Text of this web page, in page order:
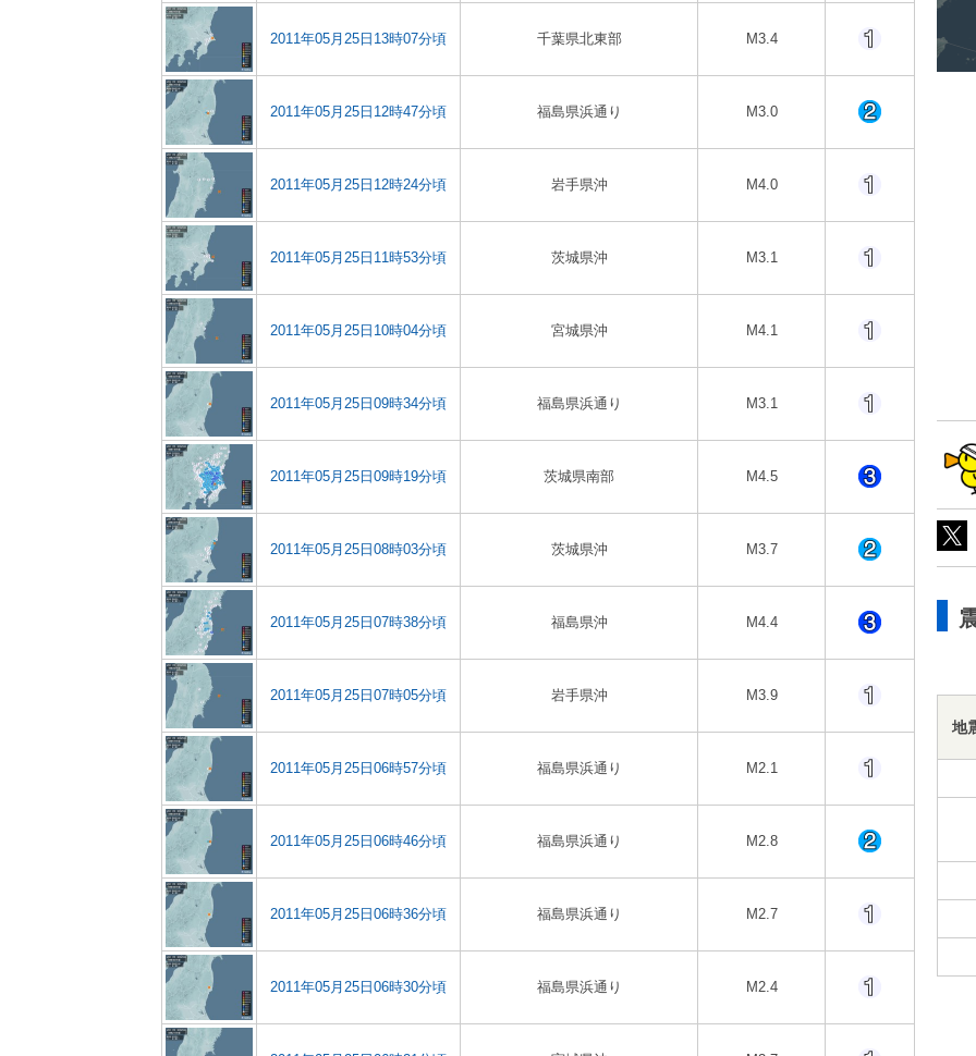
2011年05月25日13時07分頃 千葉県北東部 M3.4
2011年05月25日12時47分頃 福島県浜通り M3.0
2011年05月25日12時24分頃 岩手県沖 M4.0
2011年05月25日11時53分頃 茨城県沖 M3.1
2011年05月25日10時04分頃 宮城県沖 M4.1
2011年05月25日09時34分頃 福島県浜通り M3.1
2011年05月25日09時19分頃 茨城県南部 M4.5
2011年05月25日08時03分頃 茨城県沖 M3.7
2011年05月25日07時38分頃 福島県沖 M4.4
2011年05月25日07時05分頃 岩手県沖 M3.9
2011年05月25日06時57分頃 福島県浜通り M2.1
2011年05月25日06時46分頃 福島県浜通り M2.8
2011年05月25日06時36分頃 福島県浜通り M2.7
2011年05月25日06時30分頃 福島県浜通り M2.4
地